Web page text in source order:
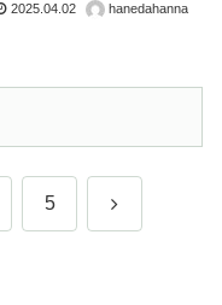
2025.04.02 hanedahanna
5 次